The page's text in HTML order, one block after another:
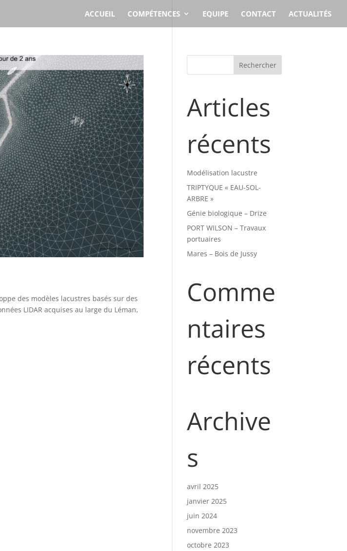
ACCUEIL COMPÉTENCES EQUIPE CONTACT ACTUALITÉS
des modèles lacustres basés sur des
LIDAR acquises au large du Léman,
Articles
récents
Modélisation lacustre
TRIPTYQUE « EAU-SOL-
ARBRE »
Génie biologique – Drize
PORT WILSON – Travaux
portuaires
Mares – Bois de Jussy
Comme
ntaires
récents
Archive
s
avril 2025
janvier 2025
juin 2024
novembre 2023
octobre 2023